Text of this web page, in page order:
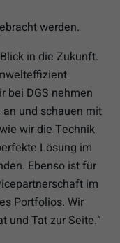
werden.
in die Zukunft.
bei DGS nehmen
und schauen mit
wir die Technik
Lösung im
Ebenso ist für
im
Portfolios. Wir
und Tat zur Seite.“